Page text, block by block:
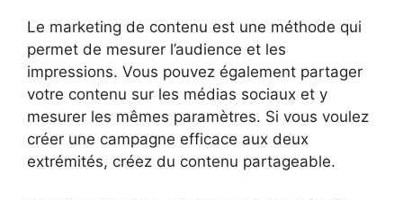
Le marketing de contenu est une méthode qui
permet de mesurer l’audience et les
impressions. Vous pouvez également partager
votre contenu sur les médias sociaux et y
mesurer les mêmes paramètres. Si vous voulez
créer une campagne efficace aux deux
extrémités, créez du contenu partageable.